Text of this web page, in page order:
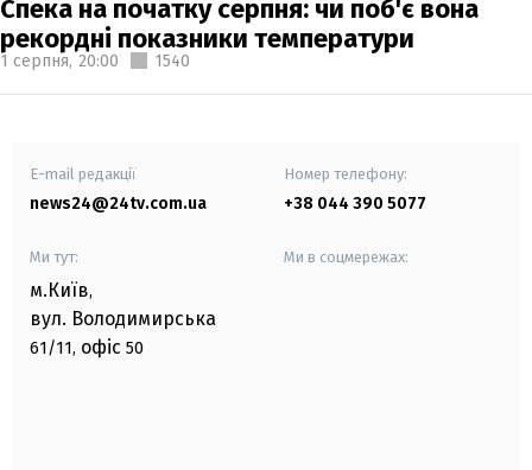
Спека на початку серпня: чи поб'є вона
рекордні показники температури
1 серпня, 20:00 1540
E-mail редакції
news24@24tv.com.ua
Номер телефону:
+38 044 390 5077
Ми тут:
м.Київ,
вул. Володимирська
61/11, офіс 50
Ми в соцмережах: